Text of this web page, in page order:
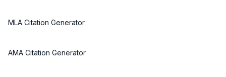
MLA Citation Generator
AMA Citation Generator